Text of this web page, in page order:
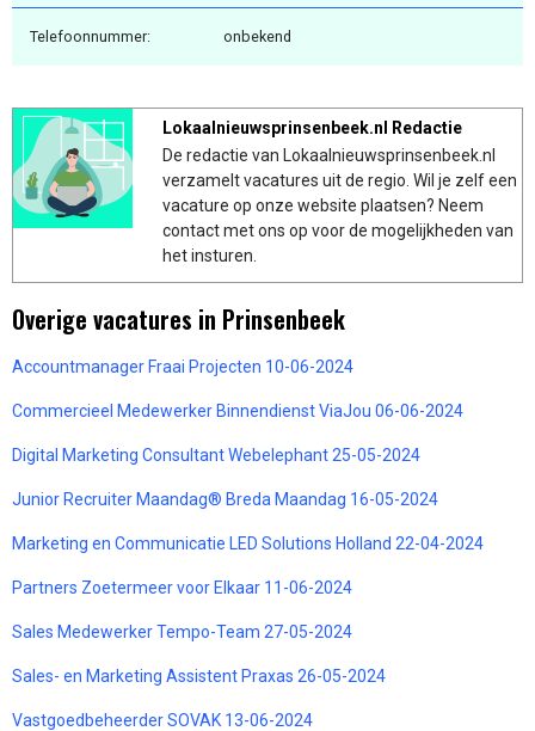
Telefoonnummer: onbekend
Lokaalnieuwsprinsenbeek.nl Redactie
De redactie van Lokaalnieuwsprinsenbeek.nl
verzamelt vacatures uit de regio. Wil je zelf een
vacature op onze website plaatsen? Neem
contact met ons op voor de mogelijkheden van
het insturen.
Overige vacatures in Prinsenbeek
Accountmanager Fraai Projecten 10-06-2024
Commercieel Medewerker Binnendienst ViaJou 06-06-2024
Digital Marketing Consultant Webelephant 25-05-2024
Junior Recruiter Maandag® Breda Maandag 16-05-2024
Marketing en Communicatie LED Solutions Holland 22-04-2024
Partners Zoetermeer voor Elkaar 11-06-2024
Sales Medewerker Tempo-Team 27-05-2024
Sales- en Marketing Assistent Praxas 26-05-2024
Vastgoedbeheerder SOVAK 13-06-2024